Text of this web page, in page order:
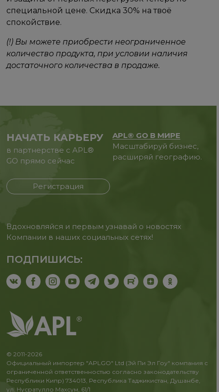
специальной цене. Скидка 30% на твоё
спокойствие.
(!) Вы можете приобрести неограниченное
количество продукта, при условии наличия
достаточного количества в продаже.
НАЧАТЬ КАРЬЕРУ
в партнерстве с APL®
GO прямо сейчас
Регистрация
APL® GO В МИРЕ
Масштабируй бизнес,
расширяй географию.
Вдохновляйся и первым узнавай о новостях
Компании в наших социальных сетях!
ПОДПИШИСЬ:
© 2011-2026
Официальный импортер "APLGO" Ltd (Эй Пи Эл Гоу" компания с
ограниченной ответственностью согласно законодательству
Республики Кипр) 734013, Республика Таджикистан, Душанбе,
ул. Нусратулло Махсум, 61/1